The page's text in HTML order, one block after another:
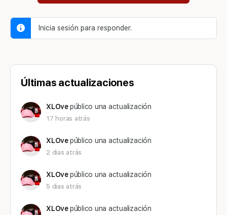
Inicia sesión para responder.
Últimas actualizaciones
XLOvepúblico una actualización
17 horas atrás
XLOvepúblico una actualización
2 dias atrás
XLOvepúblico una actualización
5 dias atrás
XLOvepúblico una actualización